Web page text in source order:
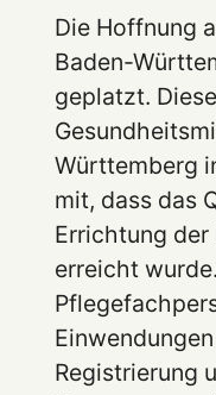
Die Hoffnung
Baden-
geplatzt.
Württemberg
mit, dass das
Errichtung
erreicht
Registrierung